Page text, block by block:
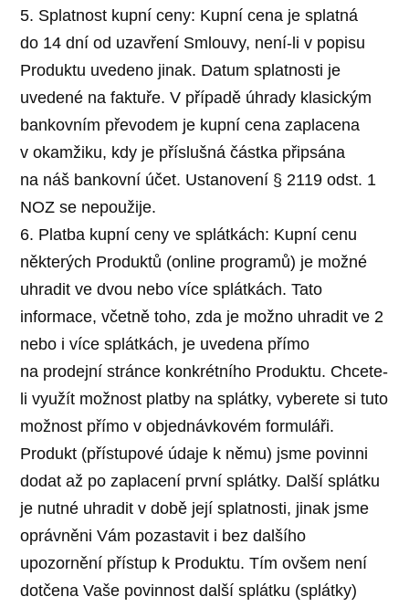
5. Splatnost kupní ceny: Kupní cena je splatná
do 14 dní od uzavření Smlouvy, není-li v popisu
Produktu uvedeno jinak. Datum splatnosti je
uvedené na faktuře. V případě úhrady klasickým
bankovním převodem je kupní cena zaplacena
v okamžiku, kdy je příslušná částka připsána
na náš bankovní účet. Ustanovení § 2119 odst. 1
NOZ se nepoužije.
6. Platba kupní ceny ve splátkách: Kupní cenu
některých Produktů (online programů) je možné
uhradit ve dvou nebo více splátkách. Tato
informace, včetně toho, zda je možno uhradit ve 2
nebo i více splátkách, je uvedena přímo
na prodejní stránce konkrétního Produktu. Chcete-
li využít možnost platby na splátky, vyberete si tuto
možnost přímo v objednávkovém formuláři.
Produkt (přístupové údaje k němu) jsme povinni
dodat až po zaplacení první splátky. Další splátku
je nutné uhradit v době její splatnosti, jinak jsme
oprávněni Vám pozastavit i bez dalšího
upozornění přístup k Produktu. Tím ovšem není
dotčena Vaše povinnost další splátku (splátky)